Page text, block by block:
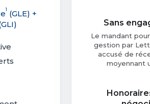
1 (GLE) +
Sans
Le mandant
gestion par
accusé de
moyennant